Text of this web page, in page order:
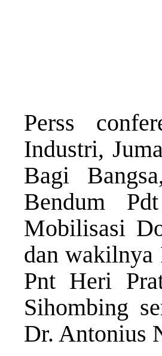
Perss
Industri,
Bagi
Bendum
Mobilisasi
dan wakilnya
Pnt Heri
Sihombing
Dr. Antonius